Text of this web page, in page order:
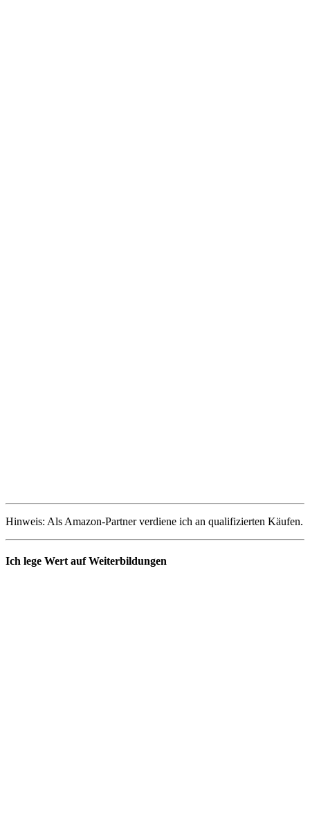
Hinweis: Als Amazon-Partner verdiene ich an qualifizierten Käufen.
Ich lege Wert auf Weiterbildungen